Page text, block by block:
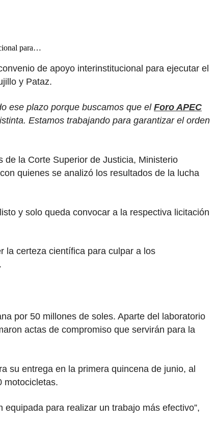
para…
de apoyo interinstitucional para ejecutar el
y Pataz.
ese plazo porque buscamos que el Foro APEC
Estamos trabajando para garantizar el orden
la Corte Superior de Justicia, Ministerio
quienes se analizó los resultados de la lucha
y solo queda convocar a la respectiva licitación
la certeza científica para culpar a los
por 50 millones de soles. Aparte del laboratorio
actas de compromiso que servirán para la
su entrega en la primera quincena de junio, al
motocicletas.
para realizar un trabajo más efectivo”,